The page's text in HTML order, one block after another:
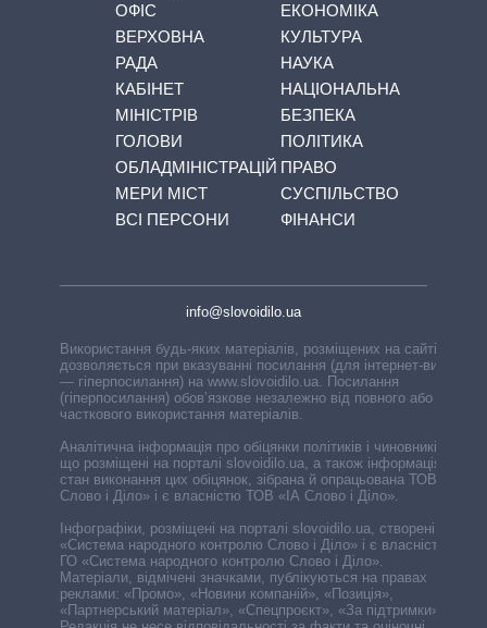
ОФІС
ВЕРХОВНА
РАДА
КАБІНЕТ
МІНІСТРІВ
ГОЛОВИ
ОБЛАДМІНІСТРАЦІЙ
МЕРИ МІСТ
ВСІ ПЕРСОНИ
ЕКОНОМІКА
КУЛЬТУРА
НАУКА
НАЦІОНАЛЬНА
БЕЗПЕКА
ПОЛІТИКА
ПРАВО
СУСПІЛЬСТВО
ФІНАНСИ
info@slovoidilo.ua
Використання будь-яких матеріалів, розміщених на сайті,
дозволяється при вказуванні посилання (для інтернет-видань
— гіперпосилання) на www.slovoidilo.ua. Посилання
(гіперпосилання) обов’язкове незалежно від повного або
часткового використання матеріалів.
Аналітична інформація про обіцянки політиків і чиновників,
що розміщені на порталі slovoidilo.ua, а також інформація про
стан виконання цих обіцянок, зібрана й опрацьована ТОВ «ІА
Слово і Діло» і є власністю ТОВ «ІА Слово і Діло».
Інфографіки, розміщені на порталі slovoidilo.ua, створені ГО
«Система народного контролю Слово і Діло» і є власністю
ГО «Система народного контролю Слово і Діло».
Матеріали, відмічені значками, публікуються на правах
реклами: «Промо», «Новини компаній», «Позиція»,
«Партнерський матеріал», «Спецпроєкт», «За підтримки».